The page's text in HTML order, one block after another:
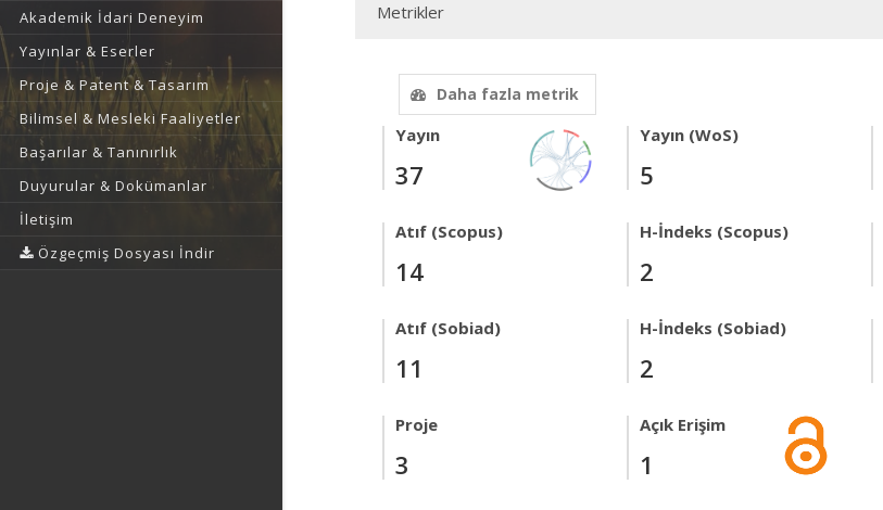
Akademik İdari Deneyim
Yayınlar & Eserler
Proje & Patent & Tasarım
Bilimsel & Mesleki Faaliyetler
Başarılar & Tanınırlık
Duyurular & Dokümanlar
İletişim
Özgeçmiş Dosyası İndir
Metrikler
Daha fazla metrik
Yayın
37
Yayın (WoS)
5
Atıf (Scopus)
14
H-İndeks (Scopus)
2
Atıf (Sobiad)
11
H-İndeks (Sobiad)
2
Proje
3
Açık Erişim
1